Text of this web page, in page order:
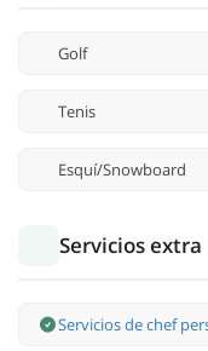
Golf
Tenis
Esquí/Snowboard
Servicios extra
Servicios de chef